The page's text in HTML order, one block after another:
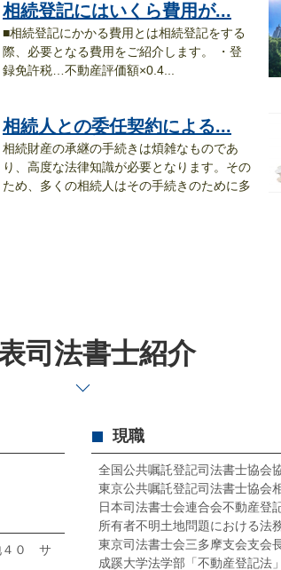
相続登記にはいくら費用が...
■相続登記にかかる費用とは相続登記をする
際、必要となる費用をご紹介します。 ・登
録免許税…不動産評価額×0.4...
相続人との委任契約による...
相続財産の承継の手続きは煩雑なものであ
り、高度な法律知識が必要となります。その
ため、多くの相続人はその手続きのために多
司法書士紹介
４０ サ
現職
全国公共嘱託登記司法書士協会
東京公共嘱託登記司法書士協会
日本司法書士会連合会不動産登
所有者不明土地問題における法
東京司法書士会三多摩支会支会
成蹊大学法学部「不動産登記法